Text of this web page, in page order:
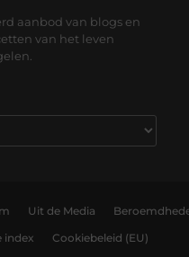
aanbod van blogs en
van het leven
Uit de Media
index Cookiebeleid (EU)